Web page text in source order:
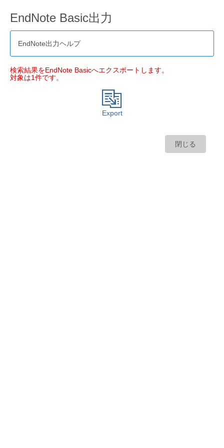
EndNote Basic出力
EndNote出力ヘルプ
検索結果をEndNote Basicへエクスポートします。
対象は1件です。
Export